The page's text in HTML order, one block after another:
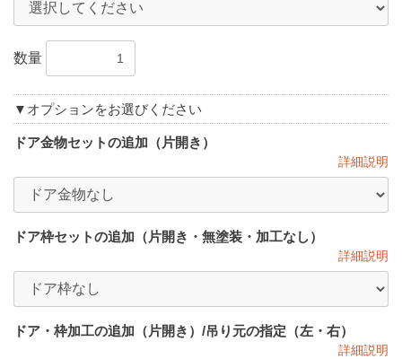
数量
▼オプションをお選びください
ドア金物セットの追加（片開き）
詳細説明
ドア枠セットの追加（片開き・無塗装・加工なし）
詳細説明
ドア・枠加工の追加（片開き）/吊り元の指定（左・右）
詳細説明
お買い物を続ける